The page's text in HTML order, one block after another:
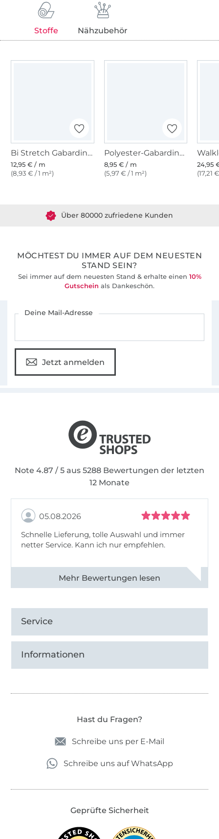
Stoffe Nähzubehör
Bi Stretch Gabardine, hellbeige
12,95 € / m
(8,93 € / 1 m²)
Polyester-Gabardine, schwarz
8,95 € / m
(5,97 € / 1 m²)
24,95
(17,21
MÖCHTEST DU IMMER AUF DEM NEUESTEN
STAND SEIN?
Sei immer auf dem neuesten Stand & erhalte einen 10%
Gutschein als Dankeschön.
Deine Mail-Adresse
Jetzt anmelden
Note 4.87 / 5 aus 5288 Bewertungen der letzten
12 Monate
05.08.2026
Schnelle Lieferung, tolle Auswahl und immer
netter Service. Kann ich nur empfehlen.
Alle 82930 Bewertungen ansehen
Service
Informationen
Hast du Fragen?
Schreibe uns per E-Mail
Schreibe uns auf WhatsApp
Geprüfte Sicherheit